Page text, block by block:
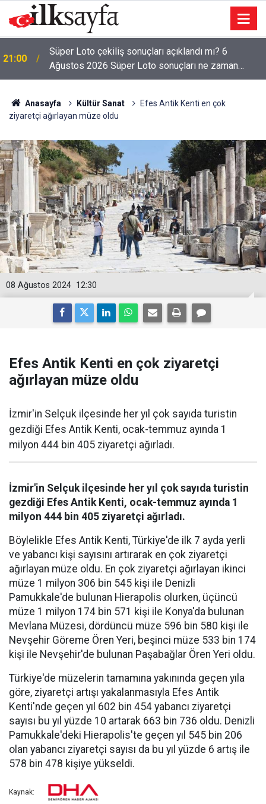
20:37
Bakan Kacır: Son 23 yılda örnek kalkınma hamlesine
imza attık
Anasayfa Kültür Sanat
Efes Antik Kenti en çok
ziyaretçi ağırlayan müze oldu
12:30
08 Ağustos 2024
Efes Antik Kenti en çok ziyaretçi
ağırlayan müze oldu
İzmir'in Selçuk ilçesinde her yıl çok sayıda turistin
gezdiği Efes Antik Kenti, ocak-temmuz ayında 1
milyon 444 bin 405 ziyaretçi ağırladı.
İzmir'in Selçuk ilçesinde her yıl çok sayıda turistin
gezdiği Efes Antik Kenti, ocak-temmuz ayında 1
milyon 444 bin 405 ziyaretçi ağırladı.
Böylelikle Efes Antik Kenti, Türkiye'de ilk 7 ayda yerli
ve yabancı kişi sayısını artırarak en çok ziyaretçi
ağırlayan müze oldu. En çok ziyaretçi ağırlayan ikinci
müze 1 milyon 306 bin 545 kişi ile Denizli
Pamukkale'de bulunan Hierapolis olurken, üçüncü
müze 1 milyon 174 bin 571 kişi ile Konya'da bulunan
Mevlana Müzesi, dördüncü müze 596 bin 580 kişi ile
Nevşehir Göreme Ören Yeri, beşinci müze 533 bin 174
kişi ile Nevşehir'de bulunan Paşabağlar Ören Yeri oldu.
Türkiye'de müzelerin tamamına yakınında geçen yıla
göre, ziyaretçi artışı yakalanmasıyla Efes Antik
Kenti'nde geçen yıl 602 bin 454 yabancı ziyaretçi
sayısı bu yıl yüzde 10 artarak 663 bin 736 oldu. Denizli
Pamukkale'deki Hierapolis'te geçen yıl 545 bin 206
olan yabancı ziyaretçi sayısı da bu yıl yüzde 6 artış ile
578 bin 478 kişiye yükseldi.
Kaynak: